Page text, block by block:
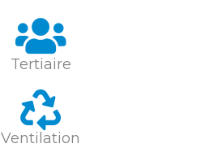
Tertiaire
Ventilation